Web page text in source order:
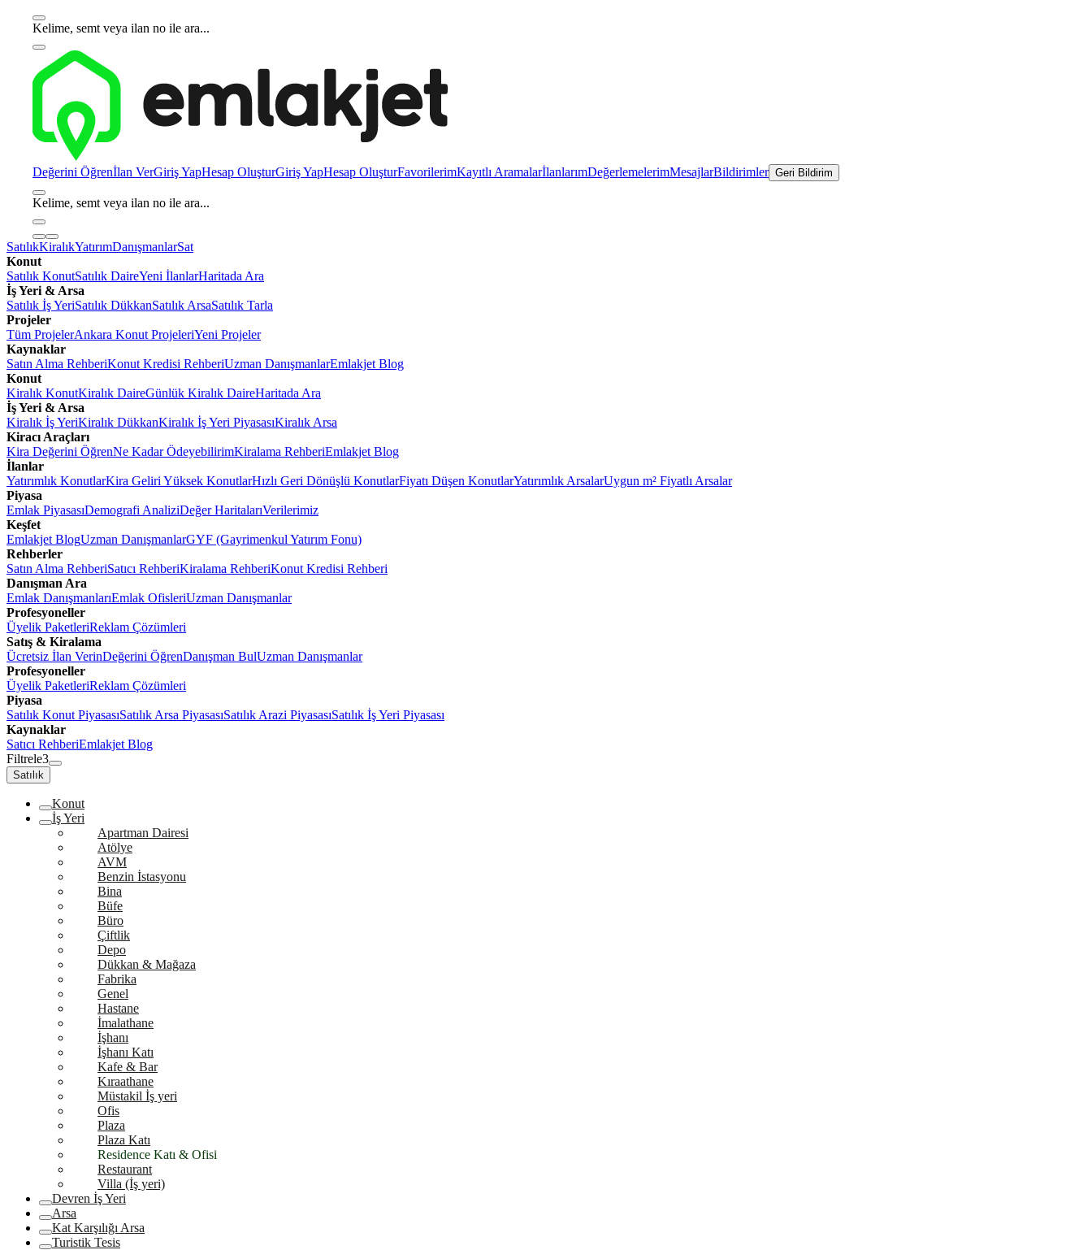
Kelime, semt veya ilan no ile ara...
Değerini Öğrenİlan VerGiriş YapHesap OluşturGiriş YapHesap OluşturFavorilerimKayıtlı AramalarİlanlarımDeğerlemelerimMesajlarBildirimler Geri Bildirim
Kelime, semt veya ilan no ile ara...
SatılıkKiralıkYatırımDanışmanlarSat
Konut
Satılık KonutSatılık DaireYeni İlanlarHaritada Ara
İş Yeri & Arsa
Satılık İş YeriSatılık DükkanSatılık ArsaSatılık Tarla
Projeler
Tüm ProjelerAnkara Konut ProjeleriYeni Projeler
Kaynaklar
Satın Alma RehberiKonut Kredisi RehberiUzman DanışmanlarEmlakjet Blog
Konut
Kiralık KonutKiralık DaireGünlük Kiralık DaireHaritada Ara
İş Yeri & Arsa
Kiralık İş YeriKiralık DükkanKiralık İş Yeri PiyasasıKiralık Arsa
Kiracı Araçları
Kira Değerini ÖğrenNe Kadar ÖdeyebilirimKiralama RehberiEmlakjet Blog
İlanlar
Yatırımlık KonutlarKira Geliri Yüksek KonutlarHızlı Geri Dönüşlü KonutlarFiyatı Düşen KonutlarYatırımlık ArsalarUygun m² Fiyatlı Arsalar
Piyasa
Emlak PiyasasıDemografi AnaliziDeğer HaritalarıVerilerimiz
Keşfet
Emlakjet BlogUzman DanışmanlarGYF (Gayrimenkul Yatırım Fonu)
Rehberler
Satın Alma RehberiSatıcı RehberiKiralama RehberiKonut Kredisi Rehberi
Danışman Ara
Emlak DanışmanlarıEmlak OfisleriUzman Danışmanlar
Profesyoneller
Üyelik PaketleriReklam Çözümleri
Satış & Kiralama
Ücretsiz İlan VerinDeğerini ÖğrenDanışman BulUzman Danışmanlar
Profesyoneller
Üyelik PaketleriReklam Çözümleri
Piyasa
Satılık Konut PiyasasıSatılık Arsa PiyasasıSatılık Arazi PiyasasıSatılık İş Yeri Piyasası
Kaynaklar
Satıcı RehberiEmlakjet Blog
Filtrele3
Satılık
Konut
İş Yeri
Apartman Dairesi
Atölye
AVM
Benzin İstasyonu
Bina
Büfe
Büro
Çiftlik
Depo
Dükkan & Mağaza
Fabrika
Genel
Hastane
İmalathane
İşhanı
İşhanı Katı
Kafe & Bar
Kıraathane
Müstakil İş yeri
Ofis
Plaza
Plaza Katı
Residence Katı & Ofisi
Restaurant
Villa (İş yeri)
Devren İş Yeri
Arsa
Kat Karşılığı Arsa
Turistik Tesis